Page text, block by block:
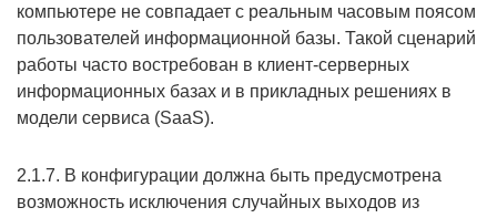
компьютере не совпадает с реальным часовым поясом
пользователей информационной базы. Такой сценарий
работы часто востребован в клиент-серверных
информационных базах и в прикладных решениях в
модели сервиса (SaaS).
2.1.7. В конфигурации должна быть предусмотрена
возможность исключения случайных выходов из